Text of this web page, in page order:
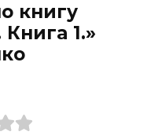
книгу
1.»